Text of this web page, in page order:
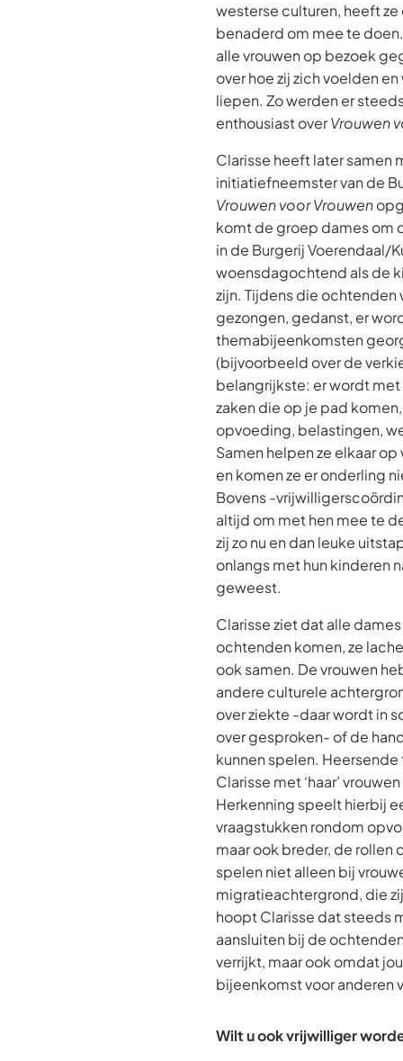
westerse culturen, heeft
benaderd om mee te
alle vrouwen op bezoek
over hoe zij zich voelden
liepen. Zo werden er
enthousiast overVrouwen
Clarisse heeft later samen
initiatiefneemster van de
Vrouwen voor Vrouwen
komt de groep dames om
in de Burgerij Voerendaal/
woensdagochtend als de
zijn. Tijdens die
gezongen, gedanst, er
themabijeenkomsten
(bijvoorbeeld over de
belangrijkste: er wordt
zaken die op je pad
opvoeding, belastingen,
Samen helpen ze elkaar
en komen ze er onderling
Bovens -
altijd om met hen mee te
zij zo nu en dan leuke
onlangs met hun kinderen
geweest.
Clarisse ziet dat alle
ochtenden komen, ze
ook samen. De vrouwen
andere culturele
over ziekte -daar wordt in
over gesproken- of de
kunnen spelen.
Clarisse met ‘haar’
Herkenning speelt hierbij
vraagstukken rondom
maar ook breder, de rollen
spelen niet alleen bij
migratieachtergrond, die
hoopt Clarisse dat steeds
aansluiten bij de
verrijkt, maar ook omdat
bijeenkomst voor anderen
Wilt u ook vrijwilliger